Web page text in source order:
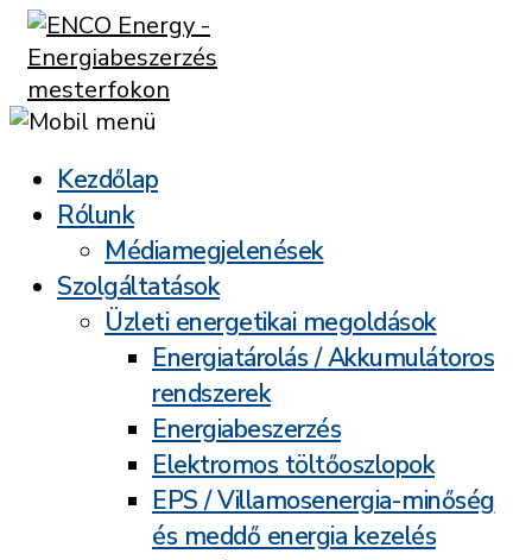
Kezdőlap
Rólunk
Médiamegjelenések
Szolgáltatások
Üzleti energetikai megoldások
Energiatárolás / Akkumulátoros
rendszerek
Energiabeszerzés
Elektromos töltőoszlopok
EPS / Villamosenergia-minőség
és meddő energia kezelés